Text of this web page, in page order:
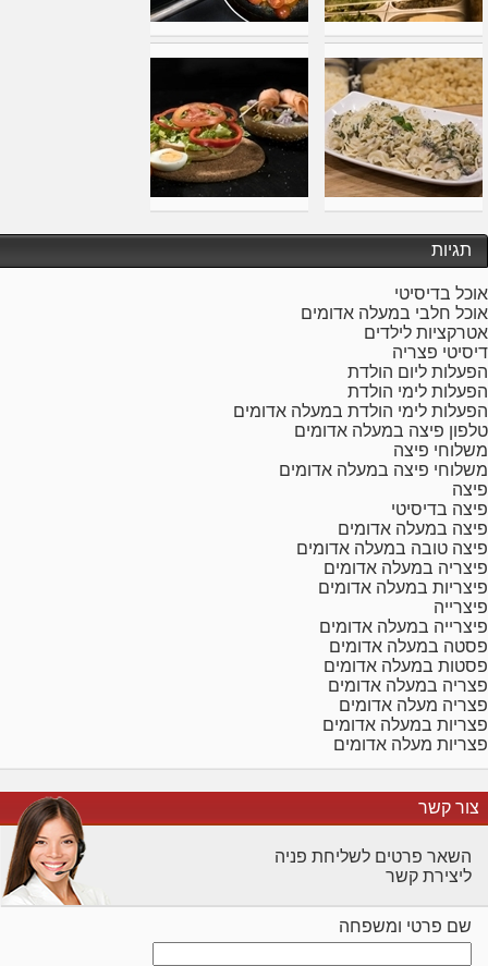
תגיות
אוכל בדיסיטי
אוכל חלבי במעלה אדומים
אטרקציות לילדים
דיסיטי פצריה
הפעלות ליום הולדת
הפעלות לימי הולדת
הפעלות לימי הולדת במעלה אדומים
טלפון פיצה במעלה אדומים
משלוחי פיצה
משלוחי פיצה במעלה אדומים
פיצה
פיצה בדיסיטי
פיצה במעלה אדומים
פיצה טובה במעלה אדומים
פיצריה במעלה אדומים
פיצריות במעלה אדומים
פיצרייה
פיצרייה במעלה אדומים
פסטה במעלה אדומים
פסטות במעלה אדומים
פצריה במעלה אדומים
פצריה מעלה אדומים
פצריות במעלה אדומים
פצריות מעלה אדומים
צור קשר
השאר פרטים לשליחת פניה
ליצירת קשר
שם פרטי ומשפחה